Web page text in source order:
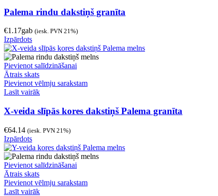
Palema rindu dakstiņš granīta
€1.17gab (iesk. PVN 21%)
Izpārdots
Pievienot salīdzināšanai
Ātrais skats
Pievienot vēlmju sarakstam
Lasīt vairāk
X-veida slīpās kores dakstiņš Palema granīta
€64.14 (iesk. PVN 21%)
Izpārdots
Pievienot salīdzināšanai
Ātrais skats
Pievienot vēlmju sarakstam
Lasīt vairāk